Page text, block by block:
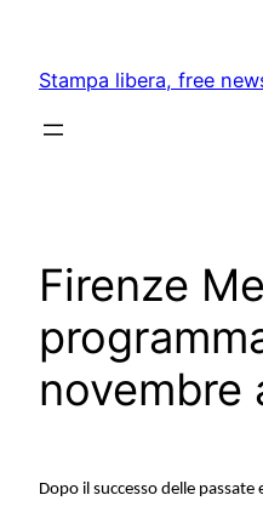
content
Stampa libera, free
Firenze
novembre
Dopo il successo delle